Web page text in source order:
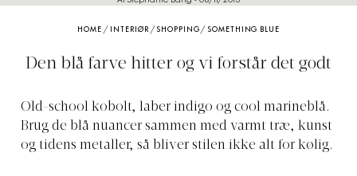
HOME / INTERIØR /SHOPPING /SOMETHING BLUE
Den blå farve hitter og vi forstår det godt
Old-school kobolt, laber indigo og cool marineblå.
Brug de blå nuancer sammen med varmt træ, kunst
og tidens metaller, så bliver stilen ikke alt for kølig.